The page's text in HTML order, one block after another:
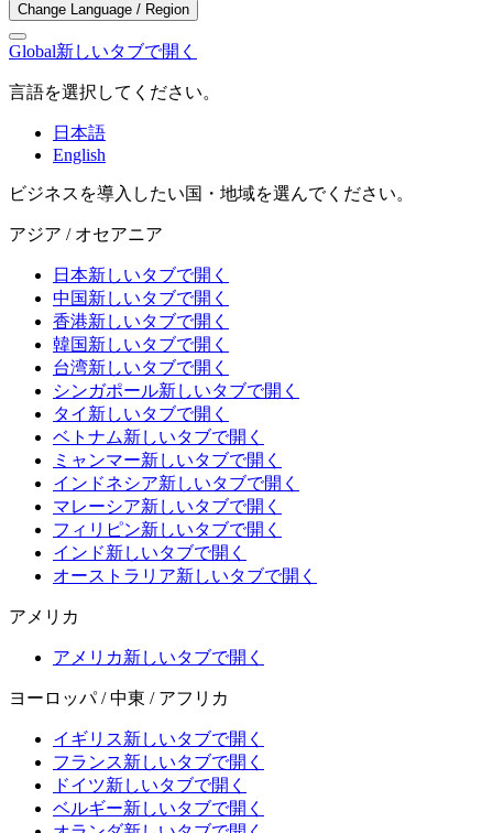
Change Language / Region
Global新しいタブで開く
言語を選択してください。
日本語
English
ビジネスを導入したい国・地域を選んでください。
アジア / オセアニア
日本新しいタブで開く
中国新しいタブで開く
香港新しいタブで開く
韓国新しいタブで開く
台湾新しいタブで開く
シンガポール新しいタブで開く
タイ 新しいタブで開く
ベトナム新しいタブで開く
ミャンマー新しいタブで開く
インドネシア新しいタブで開く
マレーシア新しいタブで開く
フィリピン新しいタブで開く
インド新しいタブで開く
オーストラリア新しいタブで開く
アメリカ
アメリカ新しいタブで開く
ヨーロッパ / 中東 / アフリカ
イギリス新しいタブで開く
フランス新しいタブで開く
ドイツ新しいタブで開く
ベルギー新しいタブで開く